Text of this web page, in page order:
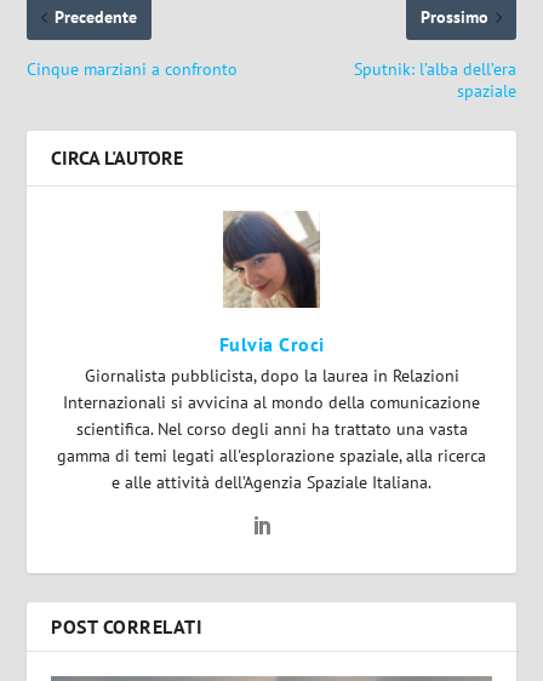
Precedente
Cinque marziani a confronto
Prossimo
Sputnik: l’alba dell’era
spaziale
CIRCA L'AUTORE
Fulvia Croci
Giornalista pubblicista, dopo la laurea in Relazioni
Internazionali si avvicina al mondo della comunicazione
scientifica. Nel corso degli anni ha trattato una vasta
gamma di temi legati all'esplorazione spaziale, alla ricerca
e alle attività dell’Agenzia Spaziale Italiana.
POST CORRELATI